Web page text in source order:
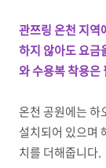
관쯔링 온천 지역
하지 않아도 요금
와 수용복 착용은
온천 공원에는 하
설치되어 있으며
치를 더해줍니다.